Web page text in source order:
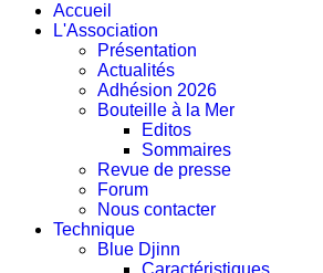
Accueil
L'Association
Présentation
Actualités
Adhésion 2026
Bouteille à la Mer
Editos
Sommaires
Revue de presse
Forum
Nous contacter
Technique
Blue Djinn
Caractéristiques